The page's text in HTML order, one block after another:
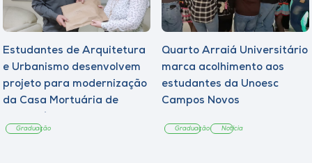
Estudantes de Arquitetura
e Urbanismo desenvolvem
projeto para modernização
da Casa Mortuária de
Graduação
Quarto Arraiá Universitário
marca acolhimento aos
estudantes da Unoesc
Campos Novos
Graduação Notícia